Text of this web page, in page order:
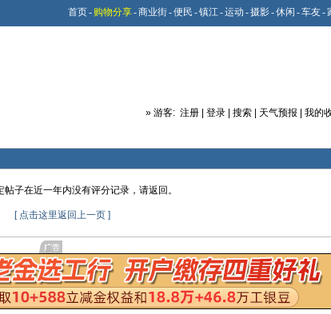
首页- 购物分享-商业街-便民 -镇江-运动 -摄影-休闲 -车友-
» 游客: 注册 登录 搜索 天气预报 我的
帖子在近一年内没有评分记录，请返回。
[ 点击这里返回上一页 ]